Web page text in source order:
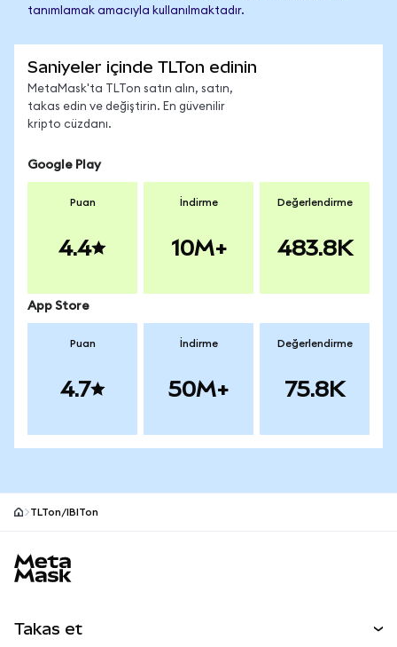
tanımlamak amacıyla kullanılmaktadır.
Saniyeler içinde TLTon edinin
MetaMask'ta TLTon satın alın, satın,
takas edin ve değiştirin. En güvenilir
kripto cüzdanı.
Google Play
Puan
4.4
İndirme
10M+
Değerlendirme
483.8K
App Store
Puan
4.7
İndirme
50M+
Değerlendirme
75.8K
TLTon/IBITon
Takas et